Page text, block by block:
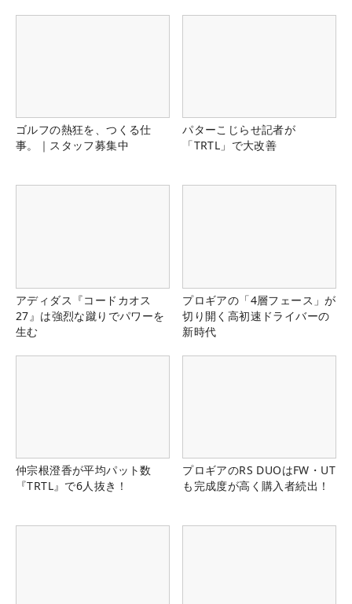
ゴルフの熱狂を、つくる仕
事。｜スタッフ募集中
パターこじらせ記者が
「TRTL」で大改善
アディダス『コードカオス
27』は強烈な蹴りでパワーを
生む
プロギアの「4層フェース」が
切り開く高初速ドライバーの
新時代
仲宗根澄香が平均パット数
『TRTL』で6人抜き！
プロギアのRS DUOはFW・UT
も完成度が高く購入者続出！